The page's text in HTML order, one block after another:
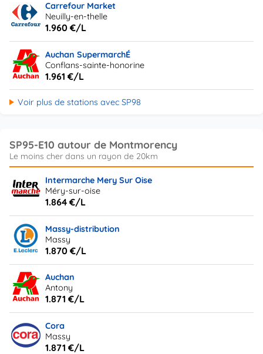
Carrefour Market
Neuilly-en-thelle
1.960 €/L
Auchan SupermarchÉ
Conflans-sainte-honorine
1.961 €/L
Voir plus de stations avec SP98
SP95-E10 autour de Montmorency
Intermarche Mery Sur Oise
Méry-sur-oise
1.864 €/L
Massy-distribution
Massy
1.870 €/L
Auchan
Antony
1.871 €/L
Cora
Massy
1.871 €/L